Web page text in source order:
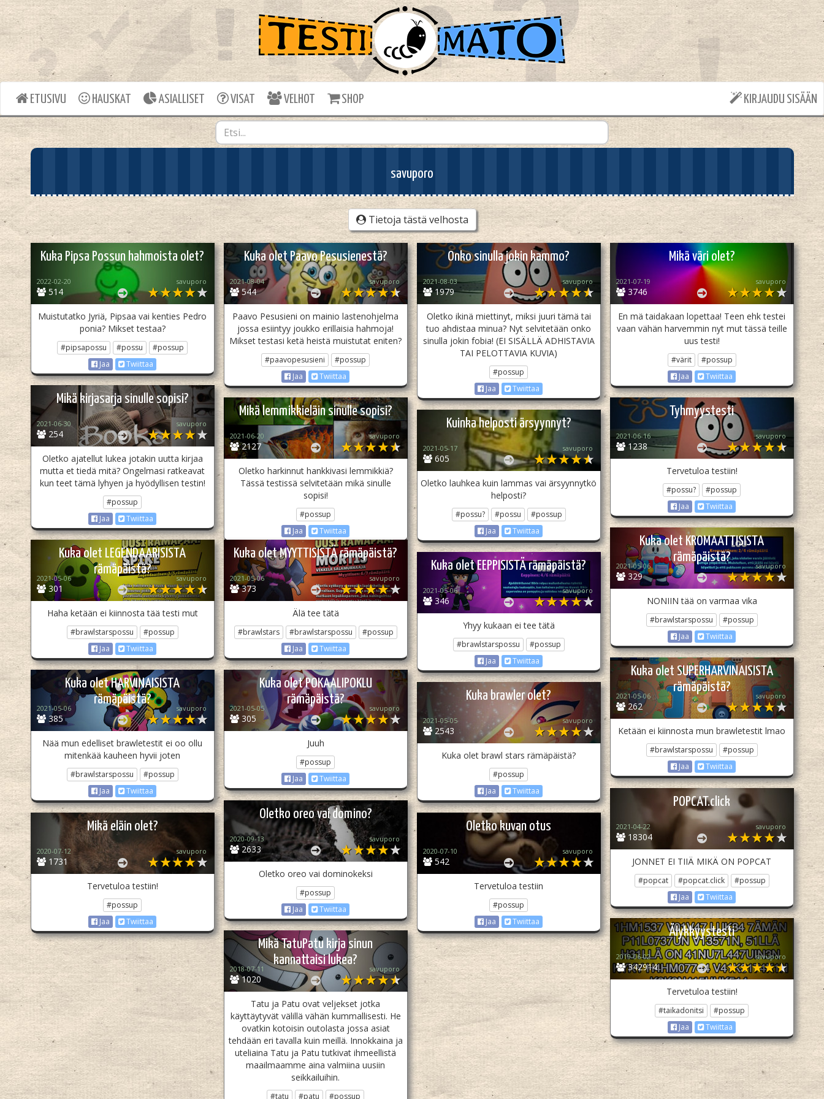
ETUSIVU HAUSKAT ASIALLISET VISAT VELHOT SHOP KIRJAUDU SISÄÄN
savuporo
Tietoja tästä velhosta
Kuka Pipsa Possun hahmoista olet?
514
2022-02-20 savuporo
Muistutatko Jyriä, Pipsaa vai kenties Pedro
ponia? Mikset testaa?
#pipsapossu #possu
#possup
Jaa
Twiittaa
Kuka olet Paavo Pesusienestä?
544
2021-08-04 savuporo
Paavo Pesusieni on mainio lastenohjelma
jossa esiintyy joukko erillaisia hahmoja!
Mikset testasi ketä heistä muistutat eniten?
#paavopesusieni
#possup
Jaa
Twiittaa
Onko sinulla jokin kammo?
1979
2021-08-03 savuporo
Oletko ikinä miettinyt, miksi juuri tämä tai
tuo ahdistaa minua? Nyt selvitetään onko
sinulla jokin fobia! (EI SISÄLLÄ ADHISTAVIA
TAI PELOTTAVIA KUVIA)
#possup
Jaa
Twiittaa
Mikä väri olet?
3746
2021-07-19 savuporo
En mä taidakaan lopettaa! Teen ehk testei
vaan vähän harvemmin nyt mut tässä teille
uus testi!
#värit
#possup
Jaa
Twiittaa
Mikä kirjasarja sinulle sopisi?
254
2021-06-30 savuporo
Oletko ajatellut lukea jotakin uutta kirjaa
mutta et tiedä mitä? Ongelmasi ratkeavat
kun teet tämä lyhyen ja hyödyllisen testin!
#possup
Jaa
Twiittaa
Mikä lemmikkieläin sinulle sopisi?
2127
2021-06-20 savuporo
Oletko harkinnut hankkivasi lemmikkiä?
Tässä testissä selvitetään mikä sinulle
sopisi!
#possup
Jaa
Twiittaa
Tyhmyystesti
1238
2021-06-16 savuporo
Tervetuloa testiin!
#possu?
#possup
Jaa
Twiittaa
Kuinka helposti ärsyynnyt?
605
2021-05-17 savuporo
Oletko lauhkea kuin lammas vai ärsyynnytkö
helposti?
#possu? #possu
#possup
Jaa
Twiittaa
Kuka olet KROMAATTISISTA
rämäpäistä?
329
2021-05-06 savuporo
NONIIN tää on varmaa vika
#brawlstarspossu
#possup
Jaa
Twiittaa
Kuka olet LEGENDAARISISTA
rämäpäistä?
301
2021-05-06 savuporo
Haha ketään ei kiinnosta tää testi mut
#brawlstarspossu
#possup
Jaa
Twiittaa
Kuka olet MYYTTISISTÄ rämäpäistä?
373
2021-05-06 savuporo
Älä tee tätä
#brawlstars #brawlstarspossu
#possup
Jaa
Twiittaa
Kuka olet EEPPISISTÄ rämäpäistä?
346
2021-05-06 savuporo
Yhyy kukaan ei tee tätä
#brawlstarspossu
#possup
Jaa
Twiittaa
Kuka olet SUPERHARVINAISISTA
rämäpäistä?
262
2021-05-06 savuporo
Ketään ei kiinnosta mun brawletestit lmao
#brawlstarspossu
#possup
Jaa
Twiittaa
Kuka olet HARVINAISISTA
rämäpäistä?
385
2021-05-06 savuporo
Nää mun edelliset brawletestit ei oo ollu
mitenkää kauheen hyvii joten
#brawlstarspossu
#possup
Jaa
Twiittaa
Kuka olet POKAALIPOKLU
rämäpäistä?
305
2021-05-05 savuporo
Juuh
#possup
Jaa
Twiittaa
Kuka brawler olet?
2543
2021-05-05 savuporo
Kuka olet brawl stars rämäpäistä?
#possup
Jaa
Twiittaa
POPCAT.click
18304
2021-04-22 savuporo
JONNET EI TIIÄ MIKÄ ON POPCAT
#popcat #popcat.click
#possup
Jaa
Twiittaa
Oletko oreo vai domino?
2633
2020-09-13 savuporo
Oletko oreo vai dominokeksi
#possup
Jaa
Twiittaa
Mikä eläin olet?
1731
2020-07-12 savuporo
Tervetuloa testiin!
#possup
Jaa
Twiittaa
Oletko kuvan otus
542
2020-07-10 savuporo
Tervetuloa testiin
#possup
Jaa
Twiittaa
Älykkyystesti
342914
2019-06-02 savuporo
Tervetuloa testiin!
#taikadonitsi
#possup
Jaa
Twiittaa
Mikä TatuPatu kirja sinun
kannattaisi lukea?
1020
2018-07-11 savuporo
Tatu ja Patu ovat veljekset jotka
käyttäytyvät välillä vähän kummallisesti. He
ovatkin kotoisin outolasta jossa asiat
tehdään eri tavalla kuin meillä. Innokkaina ja
uteliaina Tatu ja Patu tutkivat ihmeellistä
maailmaamme aina valmiina uusiin
seikkailuihin.
#tatu #patu #possup